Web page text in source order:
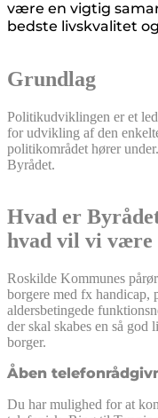
være en vigtig
bedste livskvalitet
Grundlag
Politikudviklingen er et
for udvikling af den
politikområdet hører
Byrådet.
Hvad er
hvad vil vi være
Roskilde Kommunes
borgere med fx handicap,
aldersbetingede
der skal skabes en så
borger.
Åben
Du har mulighed for at